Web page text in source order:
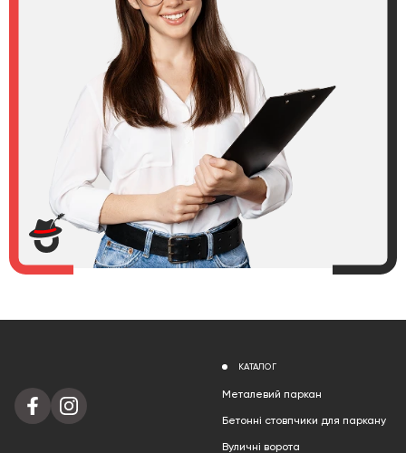
КАТАЛОГ
Металевий паркан
Бетонні стовпчики для паркану
Вуличні ворота